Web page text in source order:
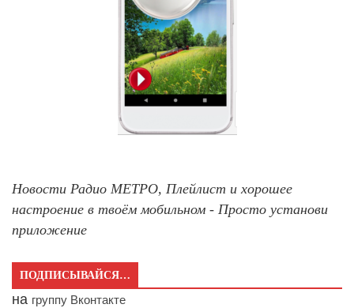
Новости Радио МЕТРО, Плейлист и хорошее
настроение в твоём мобильном - Просто установи
приложение
ПОДПИСЫВАЙСЯ…
на группу Вконтакте